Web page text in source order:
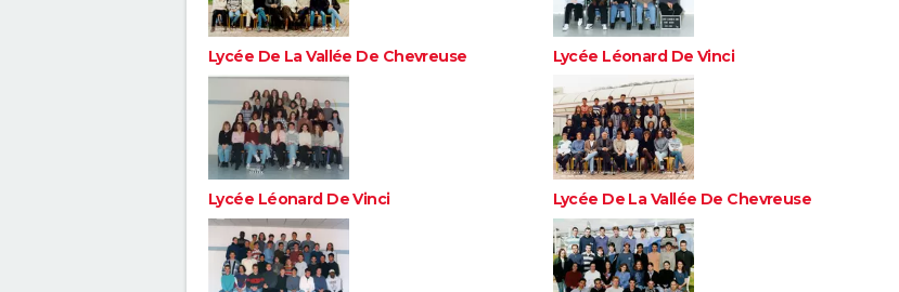
Lycée De La Vallée De Chevreuse Lycée Léonard De Vinci
Lycée Léonard De Vinci Lycée De La Vallée De Chevreuse